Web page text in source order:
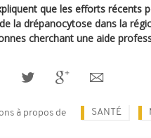
que les efforts récents
la drépanocytose dans la
cherchant une aide
à propos de SANTÉ